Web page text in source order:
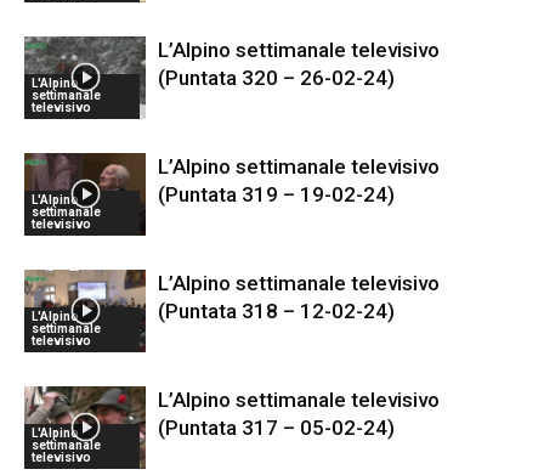
L'Alpino
settimanale
televisivo
L’Alpino settimanale televisivo
(Puntata 320 – 26-02-24)
L'Alpino
settimanale
televisivo
L’Alpino settimanale televisivo
(Puntata 319 – 19-02-24)
L'Alpino
settimanale
televisivo
L’Alpino settimanale televisivo
(Puntata 318 – 12-02-24)
L'Alpino
settimanale
televisivo
L’Alpino settimanale televisivo
(Puntata 317 – 05-02-24)